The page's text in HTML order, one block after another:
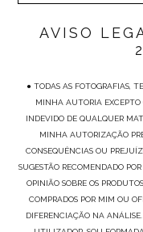
AVISO
● TODAS AS FOTOGRAFIAS,
MINHA AUTORIA EXCEPTO
INDEVIDO DE QUALQUER
MINHA AUTORIZAÇÃO
CONSEQUÊNCIAS OU
SUGESTÃO RECOMENDADO
OPINIÃO SOBRE OS
COMPRADOS POR MIM OU
DIFERENCIAÇÃO NA